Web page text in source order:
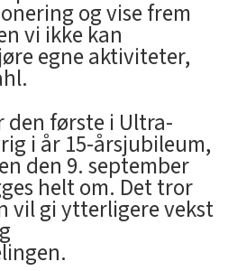
og vise frem
vi ikke kan
egne aktiviteter,
den første i Ultra-
i år 15-årsjubileum,
den 9. september
helt om. Det tror
vil gi ytterligere vekst